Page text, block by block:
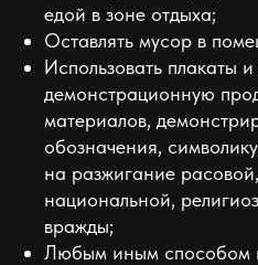
едой в зоне отдыха;
Оставлять мусор в
Использовать плакаты
демонстрационную
материалов,
обозначения,
на разжигание
национальной,
вражды;
Любым иным способом